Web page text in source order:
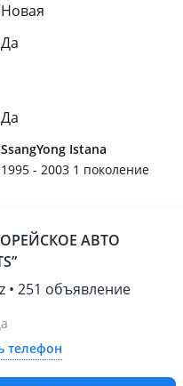
Новая
Да
Да
SsangYong Istana
1995 - 2003 1 поколение
АВТО
• 251 объявление
телефон